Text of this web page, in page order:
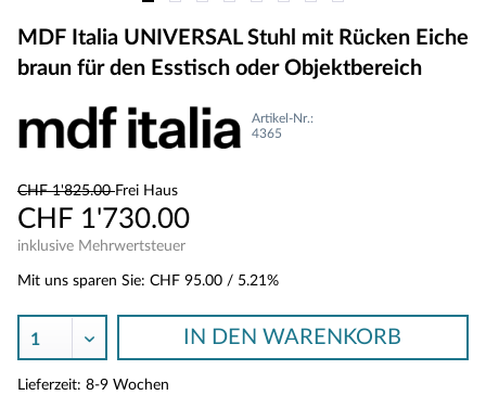
MDF Italia UNIVERSAL Stuhl mit Rücken Eiche
braun für den Esstisch oder Objektbereich
Artikel-Nr.:
4365
CHF 1'825.00Frei Haus
CHF 1'730.00
inklusive Mehrwertsteuer
Mit uns sparen Sie: CHF 95.00 / 5.21%
IN DEN WARENKORB
Lieferzeit: 8-9 Wochen